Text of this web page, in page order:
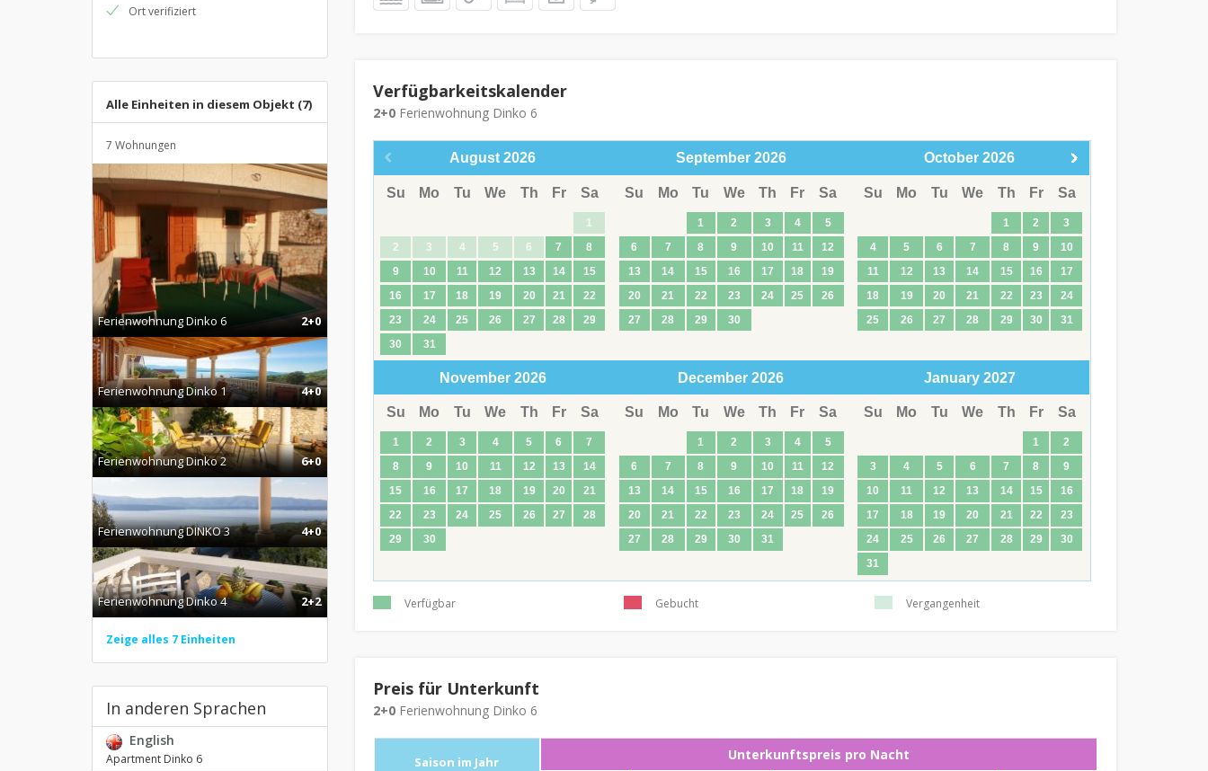
Ort verifiziert
Alle Einheiten in diesem Objekt (7)
7 Wohnungen
Ferienwohnung Dinko 6 2+0
Ferienwohnung Dinko 1 4+0
Ferienwohnung Dinko 2 6+0
Ferienwohnung DINKO 3 4+0
Ferienwohnung Dinko 4 2+2
Zeige alles 7 Einheiten
In anderen Sprachen
English
Apartment Dinko 6
Verfügbarkeitskalender
2+0Ferienwohnung Dinko 6
August 2026
Su Mo Tu We Th Fr Sa
1
2
3 4 5 6 7
8
9
10 11 12 13 14
15
16
17 18 19 20 21
22
23
24 25 26 27 28
29
30
31
September 2026
Su Mo Tu We Th Fr Sa
1 2 3 4
5
6
7 8 9 10 11
12
13
14 15 16 17 18
19
20
21 22 23 24 25
26
27
28 29 30
October 2026
Su Mo Tu We Th Fr Sa
1 2
3
4
5 6 7 8 9
10
11
12 13 14 15 16
17
18
19 20 21 22 23
24
25
26 27 28 29 30 31
November 2026
Su Mo Tu We Th Fr Sa
1 2 3 4 5 6
7
8
9 10 11 12 13
14
15
16 17 18 19 20
21
22
23 24 25 26 27
28
29
30
December 2026
Su Mo Tu We Th Fr Sa
1 2 3 4
5
6
7 8 9 10 11
12
13
14 15 16 17 18
19
20
21 22 23 24 25
26
27
28 29 30 31
January 2027
Su Mo Tu We Th Fr Sa
1
2
3
4 5 6 7 8
9
10
11 12 13 14 15
16
17
18 19 20 21 22
23
24
25 26 27 28 29
30
31
Verfügbar Gebucht Vergangenheit
Preis für Unterkunft
2+0Ferienwohnung Dinko 6
Saison im Jahr Unterkunftspreis pro Nacht